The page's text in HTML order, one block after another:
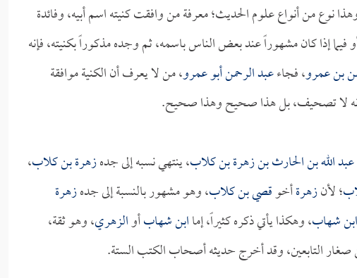
نوع من أنواع علوم الحديث؛ معرفة من وافقت كنيته اسم أبيه، وفائدة
فيما إذا كان مشهوراً عند بعض الناس باسمه، ثم وجده مذكوراً بكنيته، فإنه
بن عمرو، فجاءعبد الرحمن أبو عمرو، من لا يعرف أن الكنية موافقة
لا تصحيف، بل هذا صحيح وهذا صحيح.
الله بن الحارث بن زهرة بن كلاب، ينتهي نسبه إلى جدهزهرة بن كلاب،
؛ لأنزهرةأخوقصي بن كلاب، وهو مشهور بالنسبة إلى جدهزهرة
ابن شهاب، وهكذا يأتي ذكره كثيراً، إماابن شهابأوالزهري، وهو ثقة،
التابعين، وقد أخرج حديثه أصحاب الكتب الستة.